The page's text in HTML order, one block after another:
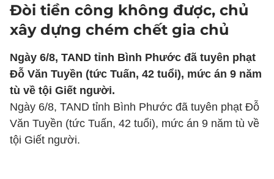
Đòi tiền công không được, chủ
xây dựng chém chết gia chủ
Ngày 6/8, TAND tỉnh Bình Phước đã tuyên phạt
Đỗ Văn Tuyền (tức Tuấn, 42 tuổi), mức án 9 năm
tù về tội Giết người.
Ngày 6/8, TAND tỉnh Bình Phước đã tuyên phạt Đỗ
Văn Tuyền (tức Tuấn, 42 tuổi), mức án 9 năm tù về
tội Giết người.